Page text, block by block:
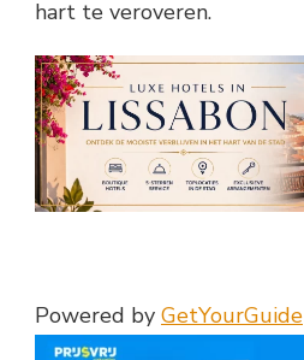
hart te veroveren.
Powered by GetYourGuide